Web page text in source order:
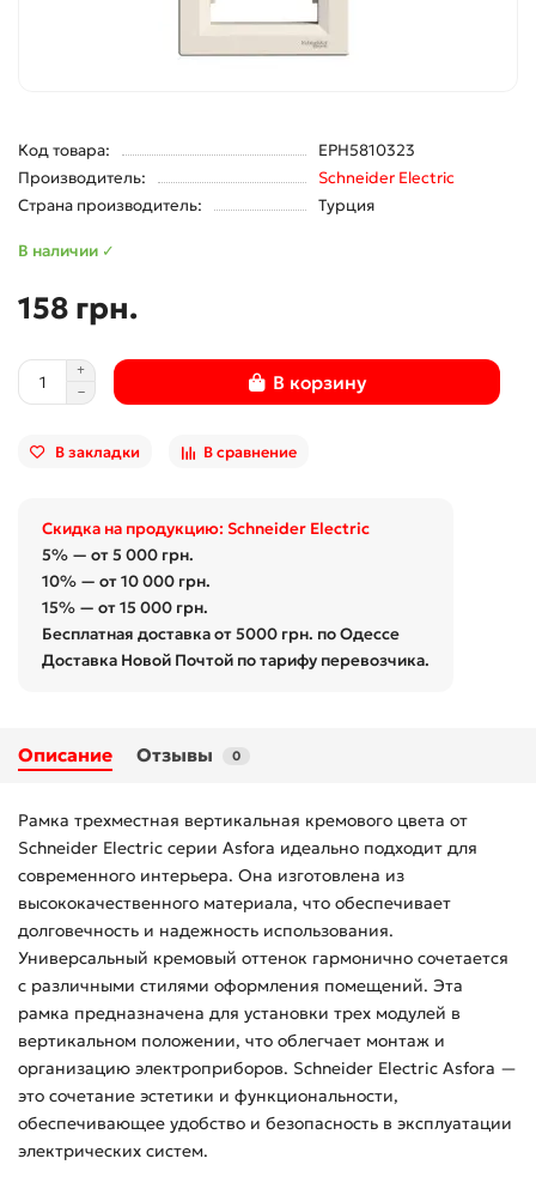
Код товара:
EPH5810323
Производитель:
Schneider Electric
Страна производитель:
Турция
В наличии ✓
158 грн.
В корзину
В закладки В сравнение
Скидка на продукцию: Schneider Electric
5% — от 5 000 грн.
10% — от 10 000 грн.
15% — от 15 000 грн.
Бесплатная доставка от 5000 грн. по Одессе
Доставка Новой Почтой по тарифу перевозчика.
Описание Отзывы 0
Рамка трехместная вертикальная кремового цвета от
Schneider Electric серии Asfora идеально подходит для
современного интерьера. Она изготовлена из
высококачественного материала, что обеспечивает
долговечность и надежность использования.
Универсальный кремовый оттенок гармонично сочетается
с различными стилями оформления помещений. Эта
рамка предназначена для установки трех модулей в
вертикальном положении, что облегчает монтаж и
организацию электроприборов. Schneider Electric Asfora —
это сочетание эстетики и функциональности,
обеспечивающее удобство и безопасность в эксплуатации
электрических систем.